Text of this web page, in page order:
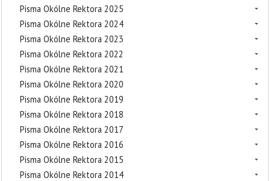
Pisma Okólne Rektora 2025
Pisma Okólne Rektora 2024
Pisma Okólne Rektora 2023
Pisma Okólne Rektora 2022
Pisma Okólne Rektora 2021
Pisma Okólne Rektora 2020
Pisma Okólne Rektora 2019
Pisma Okólne Rektora 2018
Pisma Okólne Rektora 2017
Pisma Okólne Rektora 2016
Pisma Okólne Rektora 2015
Pisma Okólne Rektora 2014